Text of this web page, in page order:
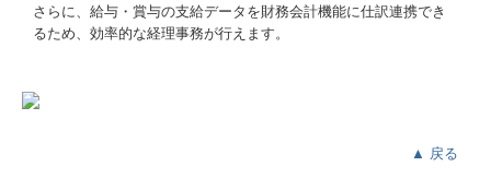
さらに、給与・賞与の支給データを財務会計機能に仕訳連携でき
るため、効率的な経理事務が行えます。
▲ 戻る